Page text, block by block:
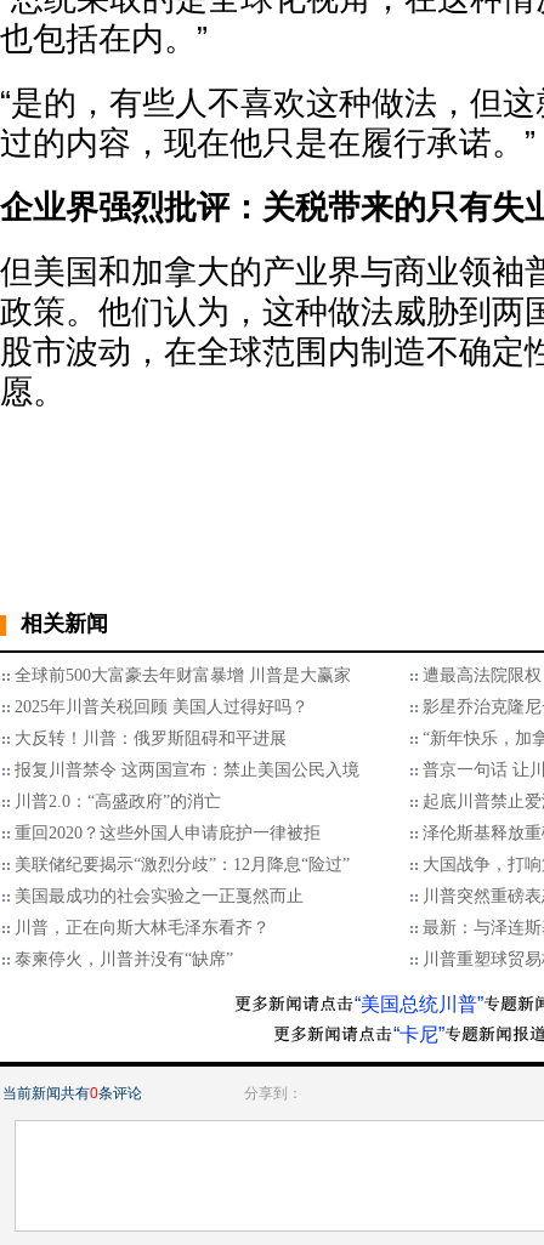
也包括在内。”
“是的，有些人不喜欢这种做法，但
过的内容，现在他只是在履行承诺。”
企业界强烈批评：关税带来的只有失
但美国和加拿大的产业界与商业领袖
政策。他们认为，这种做法威胁到两
股市波动，在全球范围内制造不确定
愿。
相关新闻
全球前500大富豪去年财富暴增 川普是大赢家
遭最高法院限
2025年川普关税回顾 美国人过得好吗？
影星乔治克隆
大反转！川普：俄罗斯阻碍和平进展
“新年快乐，加
报复川普禁令 这两国宣布：禁止美国公民入境
普京一句话 让
川普2.0：“高盛政府”的消亡
起底川普禁止
重回2020？这些外国人申请庇护一律被拒
泽伦斯基释放
美联储纪要揭示“激烈分歧”：12月降息“险过”
大国战争，打
美国最成功的社会实验之一正戛然而止
川普突然重磅
川普，正在向斯大林毛泽东看齐？
最新：与泽连
泰柬停火，川普并没有“缺席”
川普重塑球贸
“美国总统川普”
“卡尼”
当前新闻共有0条评论 分享到：